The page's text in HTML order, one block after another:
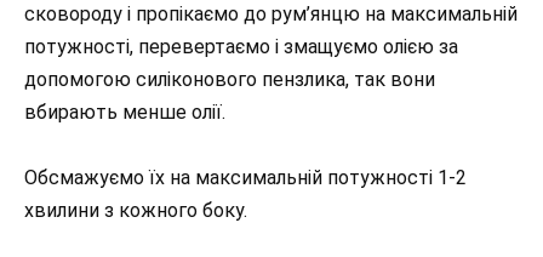
сковороду і пропікаємо до рум’янцю на максимальній
потужності, перевертаємо і змащуємо олією за
допомогою силіконового пензлика, так вони
вбирають менше олії.
Обсмажуємо їх на максимальній потужності 1-2
хвилини з кожного боку.